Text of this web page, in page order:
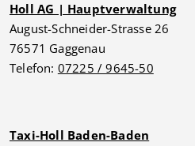
Holl AG | Hauptverwaltung
August-Schneider-Strasse 26
76571 Gaggenau
Telefon: 07225 / 9645-50
Taxi-Holl Baden-Baden